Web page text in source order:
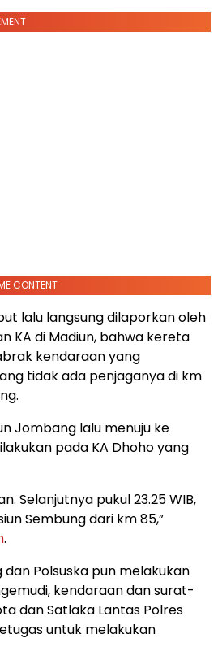
CONTENT
lalu langsung dilaporkan oleh
KA di Madiun, bahwa kereta
kendaraan yang
tidak ada penjaganya di km
Jombang lalu menuju ke
pada KA Dhoho yang
Selanjutnya pukul 23.25 WIB,
Sembung dari km 85,”
.
Polsuska pun melakukan
kendaraan dan surat-
dan Satlaka Lantas Polres
untuk melakukan